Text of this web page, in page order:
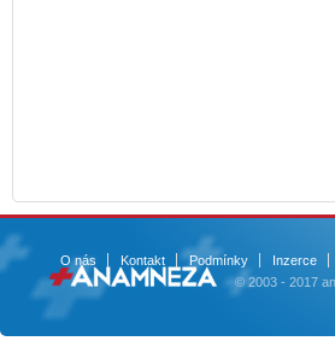
O nás Kontakt Podmínky Inzerce
© 2003 - 2017